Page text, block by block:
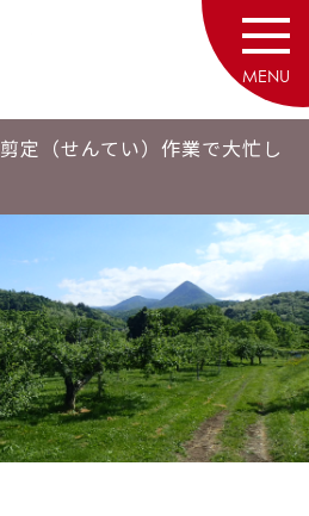
MENU
剪定（せんてい）作業で大忙し